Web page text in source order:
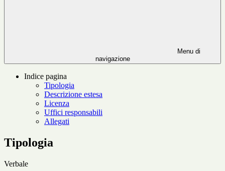
Menu di
navigazione
Indice pagina
Tipologia
Descrizione estesa
Licenza
Uffici responsabili
Allegati
Tipologia
Verbale